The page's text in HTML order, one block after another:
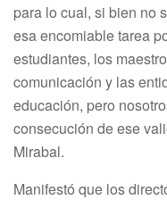
para lo cual, si bien no
esa encomiable tarea
estudiantes, los
comunicación y las
educación, pero
consecución de ese
Mirabal.
Manifestó que los